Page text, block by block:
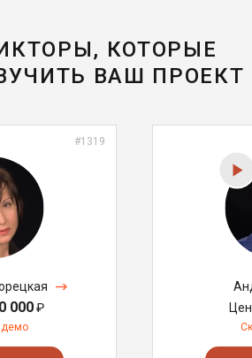
КОТОРЫЕ
ВАШ ПРОЕКТ
#1319
000₽
демо